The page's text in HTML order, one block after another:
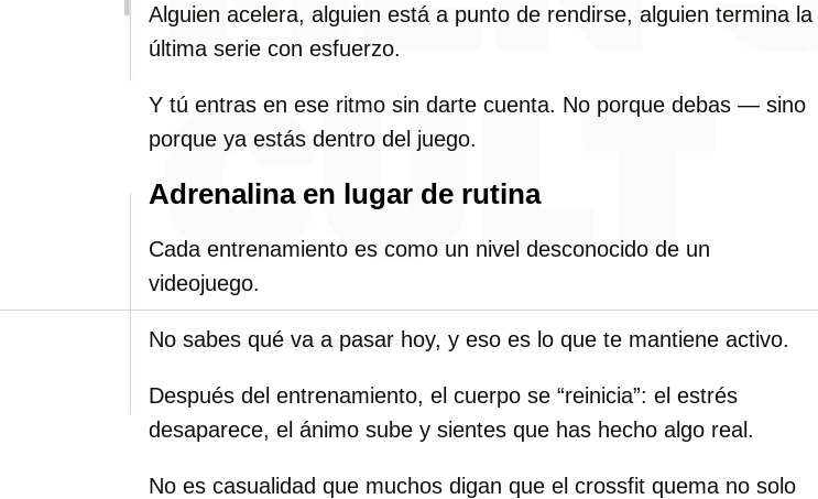
Alguien acelera, alguien está a punto de rendirse, alguien termina la
última serie con esfuerzo.
Y tú entras en ese ritmo sin darte cuenta. No porque debas — sino
porque ya estás dentro del juego.
Adrenalina en lugar de rutina
Cada entrenamiento es como un nivel desconocido de un
videojuego.
No sabes qué va a pasar hoy, y eso es lo que te mantiene activo.
Después del entrenamiento, el cuerpo se “reinicia”: el estrés
desaparece, el ánimo sube y sientes que has hecho algo real.
No es casualidad que muchos digan que el crossfit quema no solo